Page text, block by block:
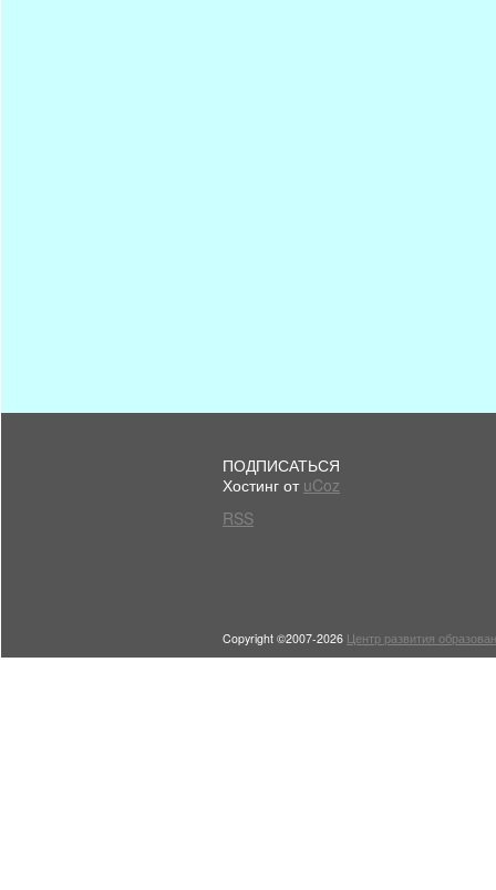
ПОДПИСАТЬСЯ
Хостинг от uCoz
RSS
Copyright ©2007-2026 Центр развития